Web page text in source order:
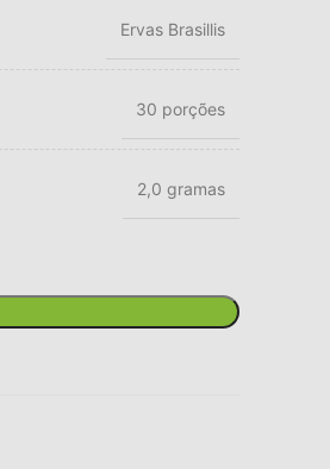
Ervas Brasillis
30 porções
2,0 gramas